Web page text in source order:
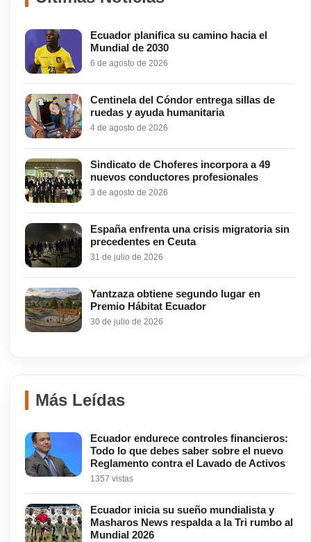
Ecuador planifica su camino hacia el
Mundial de 2030
6 de agosto de 2026
Centinela del Cóndor entrega sillas de
ruedas y ayuda humanitaria
4 de agosto de 2026
Sindicato de Choferes incorpora a 49
nuevos conductores profesionales
3 de agosto de 2026
España enfrenta una crisis migratoria sin
precedentes en Ceuta
31 de julio de 2026
Yantzaza obtiene segundo lugar en
Premio Hábitat Ecuador
30 de julio de 2026
Más Leídas
Ecuador endurece controles financieros:
Todo lo que debes saber sobre el nuevo
Reglamento contra el Lavado de Activos
1357 vistas
Ecuador inicia su sueño mundialista y
Masharos News respalda a la Tri rumbo al
Mundial 2026